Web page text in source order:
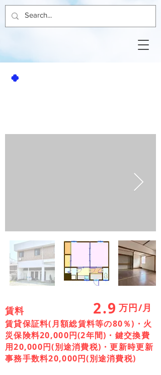
🍀
賃料 2.9 万円/月
賃貸保証料(月額総賃料等の80％)・火
災保険料20,000円(2年間)・鍵交換費
用20,000円(別途消費税)・更新時更新
事務手数料20,000円(別途消費税)